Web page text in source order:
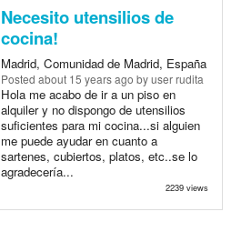
Necesito utensilios de
cocina!
Madrid, Comunidad de Madrid, España
Posted about 15 years ago by user rudita
Hola me acabo de ir a un piso en
alquiler y no dispongo de utensilios
suficientes para mi cocina...si alguien
me puede ayudar en cuanto a
sartenes, cubiertos, platos, etc..se lo
agradecería...
2239 views